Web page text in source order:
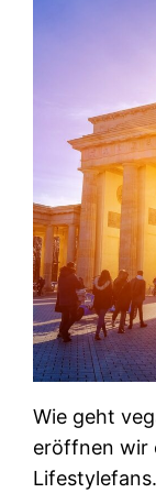
Wie geht
eröffnen wir